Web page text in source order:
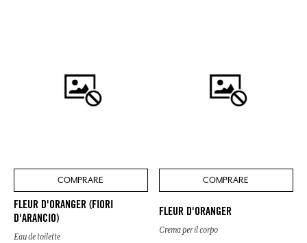
COMPRARE
FLEUR D'ORANGER (FIORI
D'ARANCIO)
Eau de toilette
COMPRARE
FLEUR D'ORANGER
Crema per il corpo